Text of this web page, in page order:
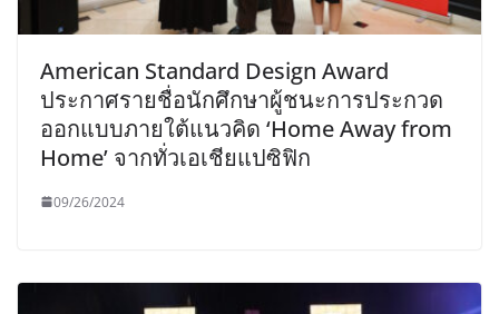
American Standard Design Award
ประกาศรายชื่อนักศึกษาผู้ชนะการประกวด
ออกแบบภายใต้แนวคิด ‘Home Away from
Home’ จากทั่วเอเชียแปซิฟิก
09/26/2024